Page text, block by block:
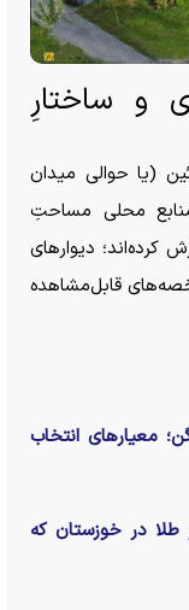
و ساختارِ
(یا حوالی میدان
محلی مساحتِ
متر مربع گزارش کرده‌اند؛ دیوار‌های
قابل‌مشاهده
معیار‌های انتخاب
طلا در خوزستان که